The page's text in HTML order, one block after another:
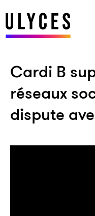
Cardi B
réseaux
dispute